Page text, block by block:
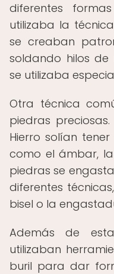
diferentes
utilizaba la
se creaban
soldando hilos de
se utilizaba
Otra técnica
piedras
Hierro solían
como el ámbar,
piedras se
diferentes
bisel o la
Además de
utilizaban
buril para dar